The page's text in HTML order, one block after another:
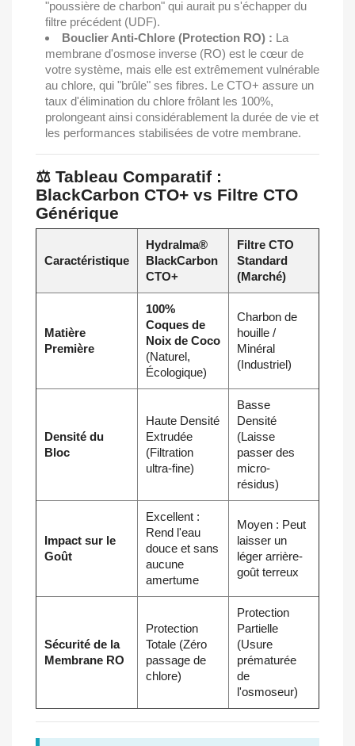
"poussière de charbon" qui aurait pu s'échapper du
filtre précédent (UDF).
Bouclier Anti-Chlore (Protection RO) : La
membrane d'osmose inverse (RO) est le cœur de
votre système, mais elle est extrêmement vulnérable
au chlore, qui "brûle" ses fibres. Le CTO+ assure un
taux d'élimination du chlore frôlant les 100%,
prolongeant ainsi considérablement la durée de vie et
les performances stabilisées de votre membrane.
⚖️ Tableau Comparatif :
BlackCarbon CTO+ vs Filtre CTO
Générique
Caractéristique
Hydralma®
BlackCarbon
CTO+
Filtre CTO
Standard
(Marché)
Matière
Première
100%
Coques de
Noix de Coco
(Naturel,
Écologique)
Charbon de
houille /
Minéral
(Industriel)
Densité du
Bloc
Haute Densité
Extrudée
(Filtration
ultra-fine)
Basse
Densité
(Laisse
passer des
micro-
résidus)
Impact sur le
Goût
Excellent :
Rend l'eau
douce et sans
aucune
amertume
Moyen : Peut
laisser un
léger arrière-
goût terreux
Sécurité de la
Membrane RO
Protection
Totale (Zéro
passage de
chlore)
Protection
Partielle
(Usure
prématurée
de
l'osmoseur)